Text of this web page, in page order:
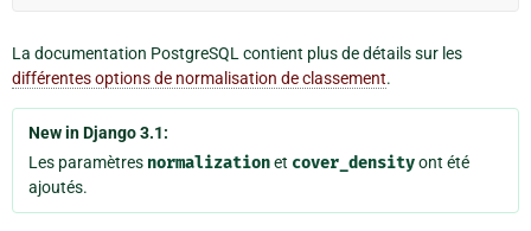
La documentation PostgreSQL contient plus de détails sur les
différentes options de normalisation de classement.
New in Django 3.1:
Les paramètres normalizationet cover_densityont été
ajoutés.